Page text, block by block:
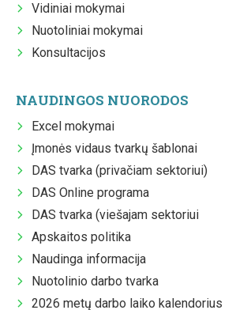
Vidiniai mokymai
Nuotoliniai mokymai
Konsultacijos
NAUDINGOS NUORODOS
Excel mokymai
Įmonės vidaus tvarkų šablonai
DAS tvarka (privačiam sektoriui)
DAS Online programa
DAS tvarka (viešajam sektoriui
Apskaitos politika
Naudinga informacija
Nuotolinio darbo tvarka
2026 metų darbo laiko kalendorius